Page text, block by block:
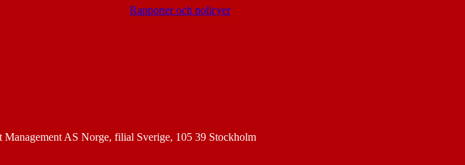
Rapporter och policyer
Management AS Norge, filial Sverige, 105 39 Stockholm